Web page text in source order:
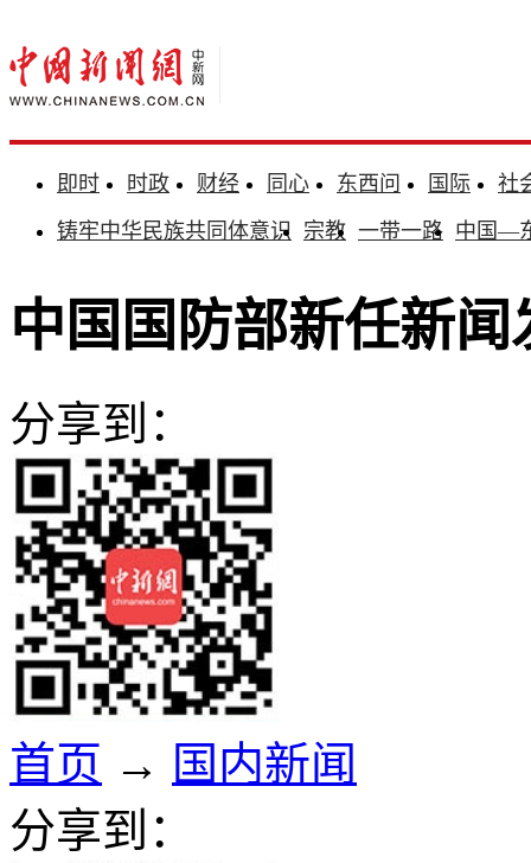
即时 时政 财经 同心 东西问 国际
社
铸牢中华民族共同体意识 宗教 一带一路 中国—
中国国防部新任新
分享到：
首页 → 国内新闻
分享到：